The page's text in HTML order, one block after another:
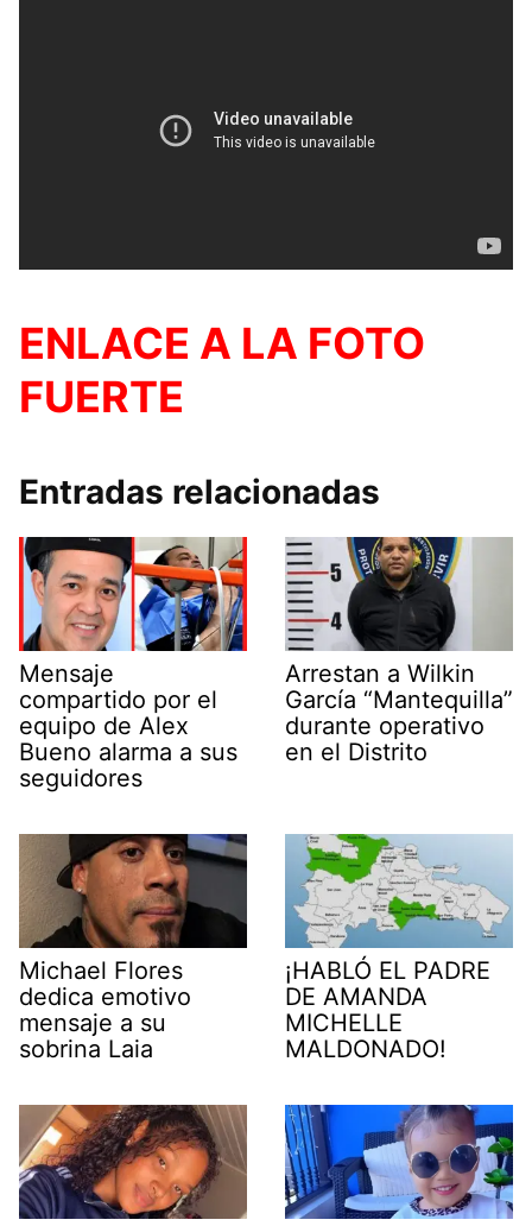
ENLACE A LA FOTO
FUERTE
Entradas relacionadas
Mensaje
compartido por el
equipo de Alex
Bueno alarma a sus
seguidores
Arrestan a Wilkin
García “Mantequilla”
durante operativo
en el Distrito
Michael Flores
dedica emotivo
mensaje a su
sobrina Laia
¡HABLÓ EL PADRE
DE AMANDA
MICHELLE
MALDONADO!